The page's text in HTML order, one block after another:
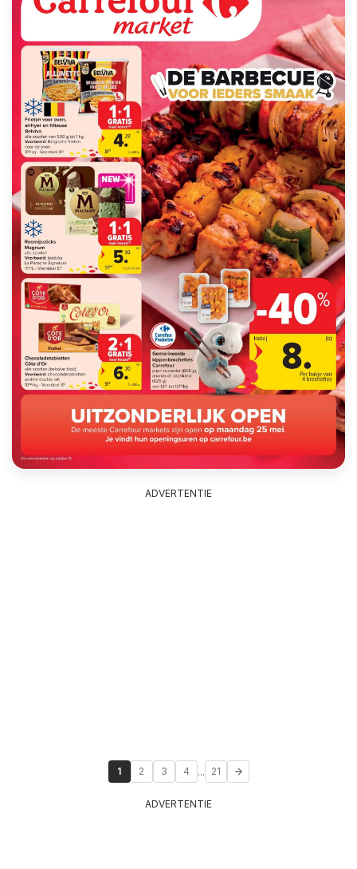
ADVERTENTIE
1 2 3 4 ... 21
ADVERTENTIE